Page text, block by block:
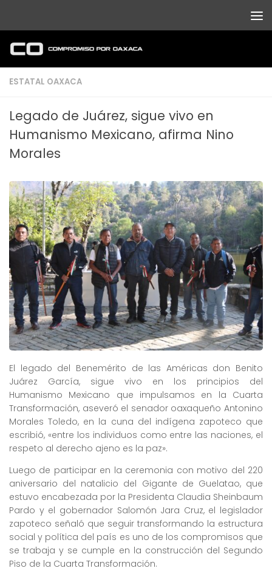
ESTATAL OAXACA
Legado de Juárez, sigue vivo en
Humanismo Mexicano, afirma Nino
Morales
El legado del Benemérito de las Américas don Benito
Juárez García, sigue vivo en los principios del
Humanismo Mexicano que impulsamos en la Cuarta
Transformación, aseveró el senador oaxaqueño Antonino
Morales Toledo, en la cuna del indígena zapoteco que
escribió, «entre los individuos como entre las naciones, el
respeto al derecho ajeno es la paz».
Luego de participar en la ceremonia con motivo del 220
aniversario del natalicio del Gigante de Guelatao, que
estuvo encabezada por la Presidenta Claudia Sheinbaum
Pardo y el gobernador Salomón Jara Cruz, el legislador
zapoteco señaló que seguir transformando la estructura
social y política del país es uno de los compromisos que
se trabaja y se cumple en la construcción del Segundo
Piso de la Cuarta Transformación.